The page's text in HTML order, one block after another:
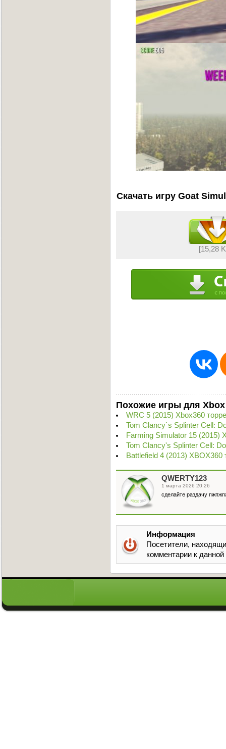
Скачать игру Goat
[15,28
Похожие игры для Xbox
WRC 5 (2015) Xbox360
Tom Clancy`s Splinter Cell:
Farming Simulator 15 (2015)
Tom Clancy's Splinter Cell:
Battlefield 4 (2013) XBOX360
QWERTY123
1 марта 2026 20:26
сделайте раздачу
Информация
Посетители,
комментарии к